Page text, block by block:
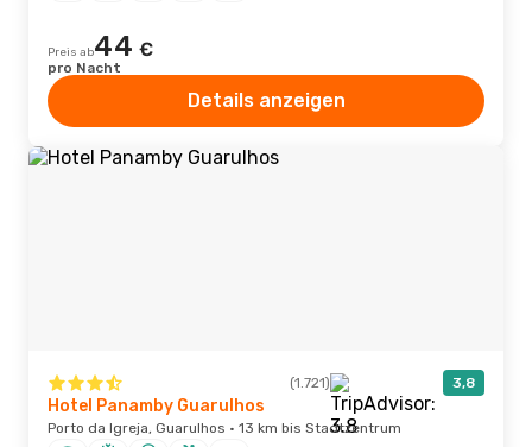
Preis ab44 €
pro Nacht
Details anzeigen
(1.721) 3,8
Hotel Panamby Guarulhos
Porto da Igreja, Guarulhos · 13 km bis Stadtzentrum